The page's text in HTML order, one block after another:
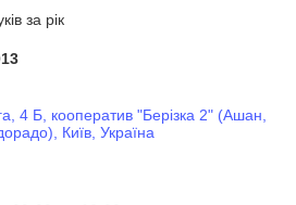
за рік
4 Б, кооператив "Берізка 2" (Ашан,
Київ, Україна